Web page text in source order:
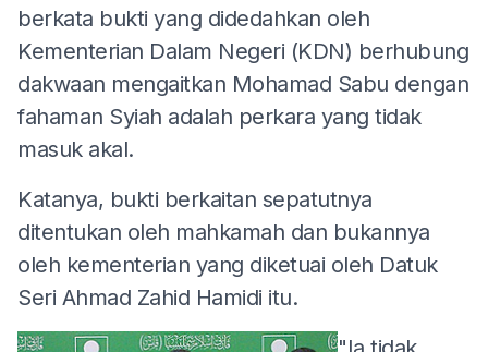
berkata bukti yang didedahkan oleh
Kementerian Dalam Negeri (KDN) berhubung
dakwaan mengaitkan Mohamad Sabu dengan
fahaman Syiah adalah perkara yang tidak
masuk akal.
Katanya, bukti berkaitan sepatutnya
ditentukan oleh mahkamah dan bukannya
oleh kementerian yang diketuai oleh Datuk
Seri Ahmad Zahid Hamidi itu.